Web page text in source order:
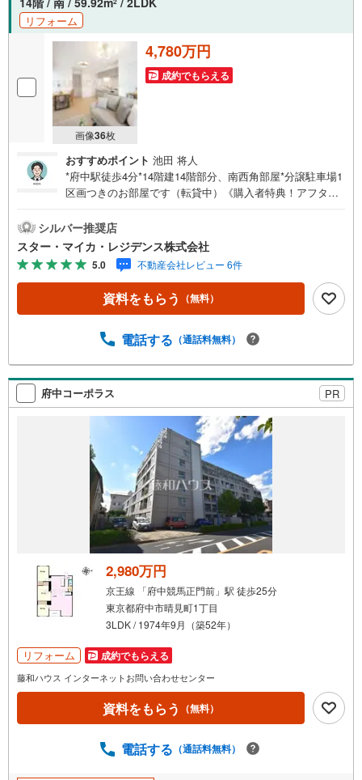
2
リフォーム
画像36枚
4,780万円
成約でもらえる
おすすめポイント 池田 将人
*府中駅徒歩4分*14階建14階部分、南西角部屋*分譲駐車場1
区画つきのお部屋です（転貸中）《購入者特典！アフター
だいた限定で、給排水設備・水廻りなどのアフターサービ
ス期間を“2年→最長10年”に延長いたします。詳細はお問い
合わせください。※本特典は、予告なく変更または終了する
場合がございます。【弊社について】弊社は、スター・マ
イカ・ホールディングス（東証プライム上場）のグループ
会社です。【営業時間 9:30～18:30】定休日:火・水・祝
集中するため、お早めにお電話ください。上記時間はお電
ンペーン対象店舗----当店で物件を成約するとPayPayボー
ナスがもらえる「Yahoo！不動産物件ご成約キャンペー
ン」の対象になります。
シルバー推奨店
スター・マイカ・レジデンス株式会社
5.0 不動産会社レビュー 6件
資料をもらう （無料）
電話する （通話料無料）
府中コーポラス PR
2,980万円
京王線 「府中競馬正門前」駅 徒歩25分
東京都府中市晴見町1丁目
3LDK / 1974年9月（築52年）
リフォーム 成約でもらえる
藤和ハウス インターネットお問い合わせセンター
資料をもらう （無料）
電話する （通話料無料）